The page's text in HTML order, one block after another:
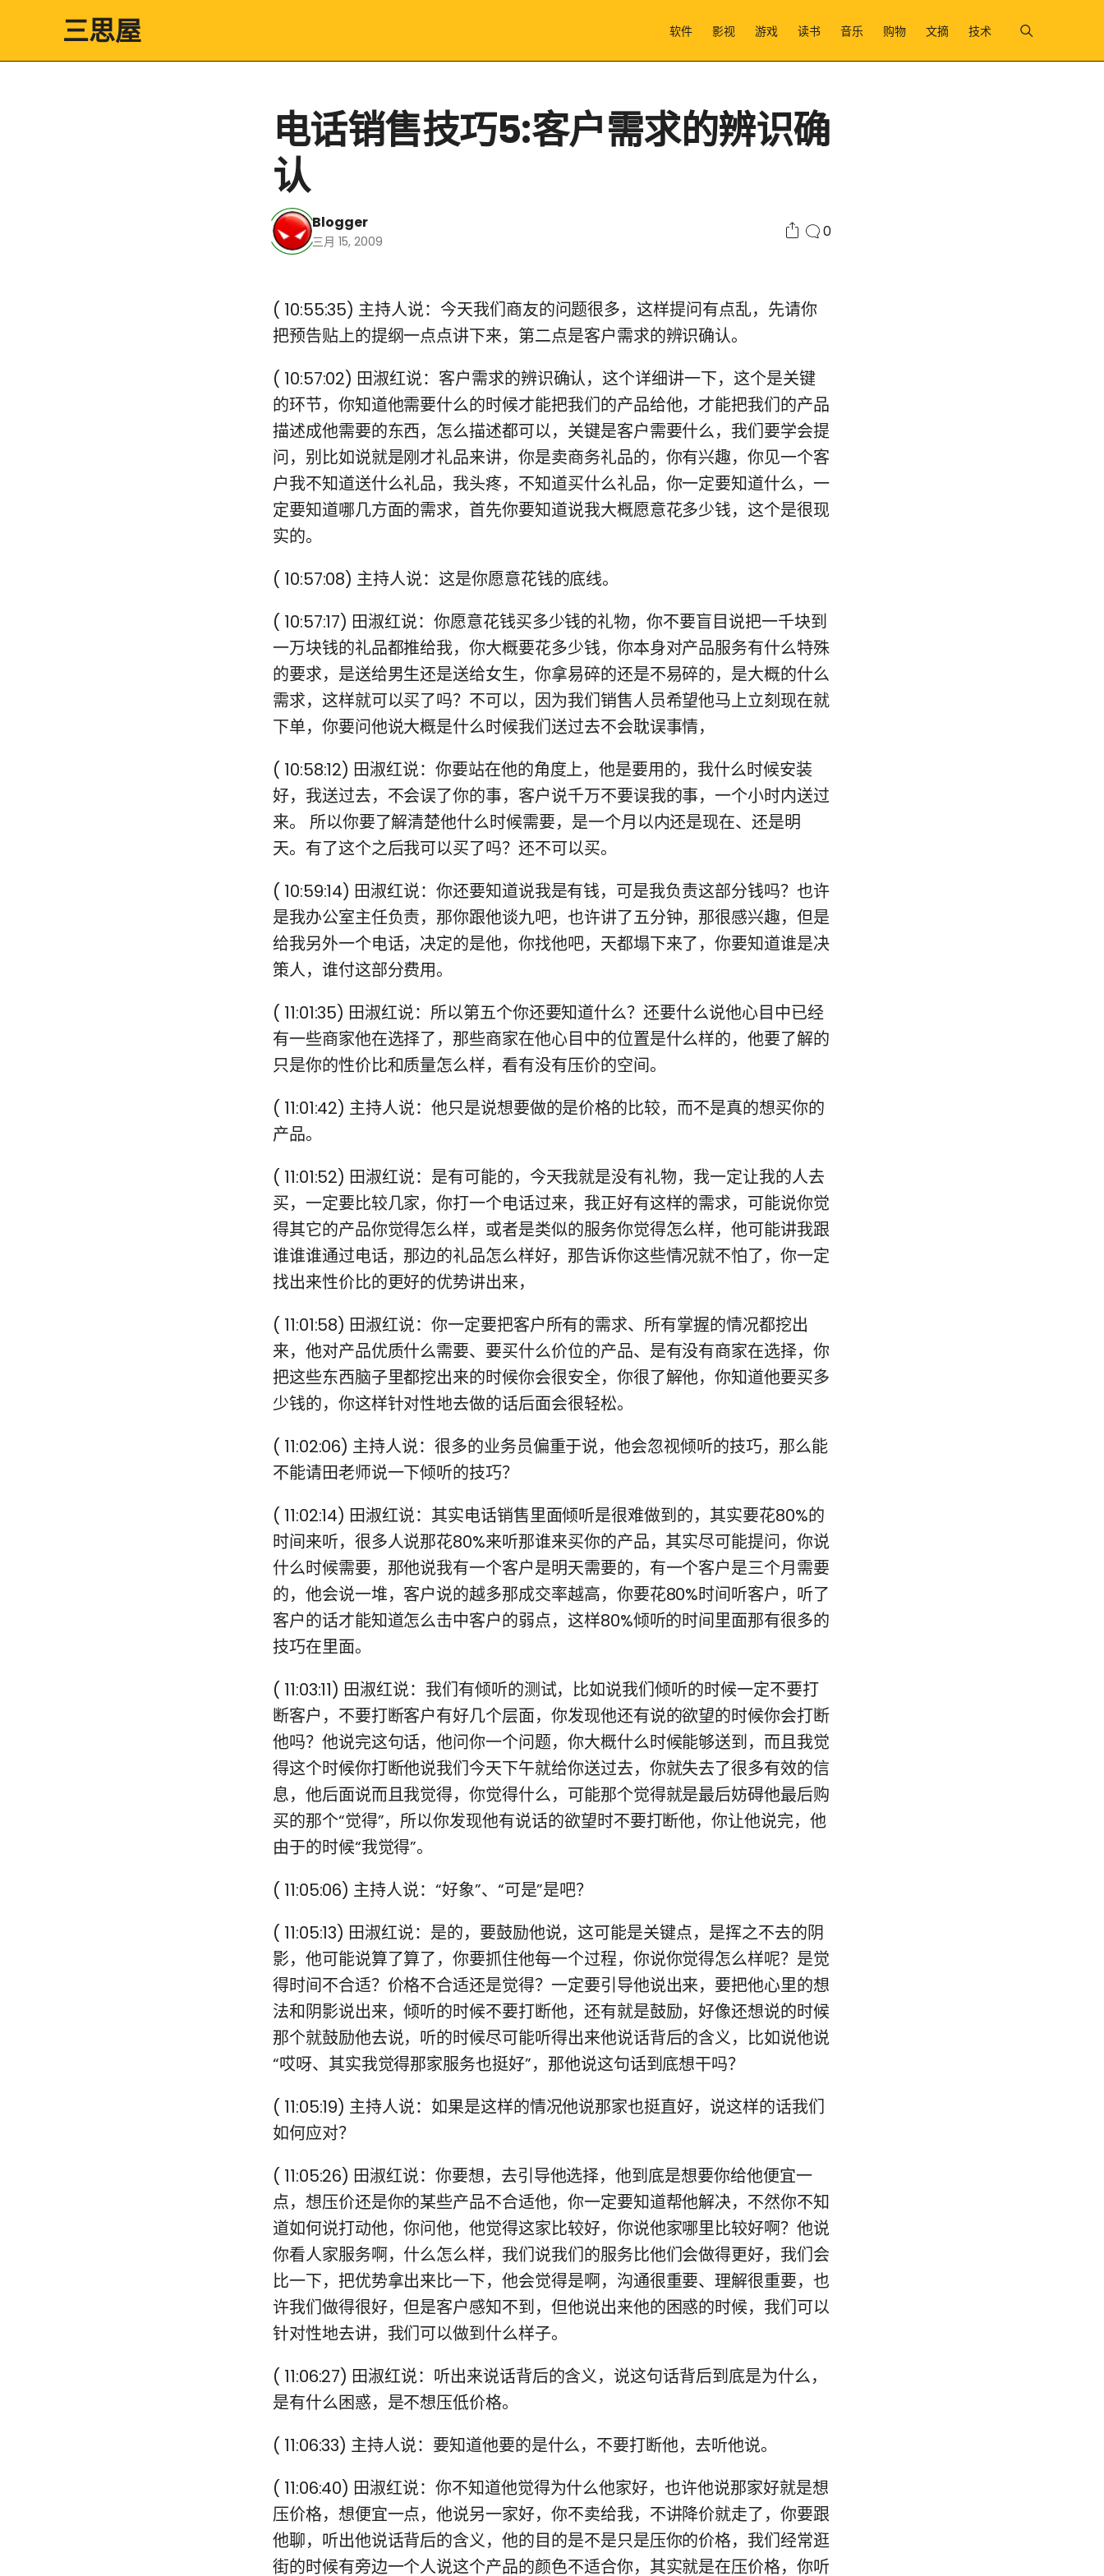
三思屋 软件 影视 游戏 读书 音乐 购物 文摘 技术
电话销售技巧5:客户需求的辨识确
认
Blogger
三月 15, 2009
0
( 10:55:35) 主持人说：今天我们商友的问题很多，这样提问有点乱，先请你
把预告贴上的提纲一点点讲下来，第二点是客户需求的辨识确认。
( 10:57:02) 田淑红说：客户需求的辨识确认，这个详细讲一下，这个是关键
的环节，你知道他需要什么的时候才能把我们的产品给他，才能把我们的产品
描述成他需要的东西，怎么描述都可以，关键是客户需要什么，我们要学会提
问，别比如说就是刚才礼品来讲，你是卖商务礼品的，你有兴趣，你见一个客
户我不知道送什么礼品，我头疼，不知道买什么礼品，你一定要知道什么，一
定要知道哪几方面的需求，首先你要知道说我大概愿意花多少钱，这个是很现
实的。
( 10:57:08) 主持人说：这是你愿意花钱的底线。
( 10:57:17) 田淑红说：你愿意花钱买多少钱的礼物，你不要盲目说把一千块到
一万块钱的礼品都推给我，你大概要花多少钱，你本身对产品服务有什么特殊
的要求，是送给男生还是送给女生，你拿易碎的还是不易碎的，是大概的什么
需求，这样就可以买了吗？不可以，因为我们销售人员希望他马上立刻现在就
下单，你要问他说大概是什么时候我们送过去不会耽误事情，
( 10:58:12) 田淑红说：你要站在他的角度上，他是要用的，我什么时候安装
好，我送过去，不会误了你的事，客户说千万不要误我的事，一个小时内送过
来。 所以你要了解清楚他什么时候需要，是一个月以内还是现在、还是明
天。有了这个之后我可以买了吗？还不可以买。
( 10:59:14) 田淑红说：你还要知道说我是有钱，可是我负责这部分钱吗？也许
是我办公室主任负责，那你跟他谈九吧，也许讲了五分钟，那很感兴趣，但是
给我另外一个电话，决定的是他，你找他吧，天都塌下来了，你要知道谁是决
策人，谁付这部分费用。
( 11:01:35) 田淑红说：所以第五个你还要知道什么？还要什么说他心目中已经
有一些商家他在选择了，那些商家在他心目中的位置是什么样的，他要了解的
只是你的性价比和质量怎么样，看有没有压价的空间。
( 11:01:42) 主持人说：他只是说想要做的是价格的比较，而不是真的想买你的
产品。
( 11:01:52) 田淑红说：是有可能的，今天我就是没有礼物，我一定让我的人去
买，一定要比较几家，你打一个电话过来，我正好有这样的需求，可能说你觉
得其它的产品你觉得怎么样，或者是类似的服务你觉得怎么样，他可能讲我跟
谁谁谁通过电话，那边的礼品怎么样好，那告诉你这些情况就不怕了，你一定
找出来性价比的更好的优势讲出来，
( 11:01:58) 田淑红说：你一定要把客户所有的需求、所有掌握的情况都挖出
来，他对产品优质什么需要、要买什么价位的产品、是有没有商家在选择，你
把这些东西脑子里都挖出来的时候你会很安全，你很了解他，你知道他要买多
少钱的，你这样针对性地去做的话后面会很轻松。
( 11:02:06) 主持人说：很多的业务员偏重于说，他会忽视倾听的技巧，那么能
不能请田老师说一下倾听的技巧？
( 11:02:14) 田淑红说：其实电话销售里面倾听是很难做到的，其实要花80%的
时间来听，很多人说那花80%来听那谁来买你的产品，其实尽可能提问，你说
什么时候需要，那他说我有一个客户是明天需要的，有一个客户是三个月需要
的，他会说一堆，客户说的越多那成交率越高，你要花80%时间听客户，听了
客户的话才能知道怎么击中客户的弱点，这样80%倾听的时间里面那有很多的
技巧在里面。
( 11:03:11) 田淑红说：我们有倾听的测试，比如说我们倾听的时候一定不要打
断客户，不要打断客户有好几个层面，你发现他还有说的欲望的时候你会打断
他吗？他说完这句话，他问你一个问题，你大概什么时候能够送到，而且我觉
得这个时候你打断他说我们今天下午就给你送过去，你就失去了很多有效的信
息，他后面说而且我觉得，你觉得什么，可能那个觉得就是最后妨碍他最后购
买的那个“觉得”，所以你发现他有说话的欲望时不要打断他，你让他说完，他
由于的时候“我觉得”。
( 11:05:06) 主持人说：“好象”、“可是”是吧？
( 11:05:13) 田淑红说：是的，要鼓励他说，这可能是关键点，是挥之不去的阴
影，他可能说算了算了，你要抓住他每一个过程，你说你觉得怎么样呢？是觉
得时间不合适？价格不合适还是觉得？一定要引导他说出来，要把他心里的想
法和阴影说出来，倾听的时候不要打断他，还有就是鼓励，好像还想说的时候
那个就鼓励他去说，听的时候尽可能听得出来他说话背后的含义，比如说他说
“哎呀、其实我觉得那家服务也挺好”，那他说这句话到底想干吗？
( 11:05:19) 主持人说：如果是这样的情况他说那家也挺直好，说这样的话我们
如何应对？
( 11:05:26) 田淑红说：你要想，去引导他选择，他到底是想要你给他便宜一
点，想压价还是你的某些产品不合适他，你一定要知道帮他解决，不然你不知
道如何说打动他，你问他，他觉得这家比较好，你说他家哪里比较好啊？他说
你看人家服务啊，什么怎么样，我们说我们的服务比他们会做得更好，我们会
比一下，把优势拿出来比一下，他会觉得是啊，沟通很重要、理解很重要，也
许我们做得很好，但是客户感知不到，但他说出来他的困惑的时候，我们可以
针对性地去讲，我们可以做到什么样子。
( 11:06:27) 田淑红说：听出来说话背后的含义，说这句话背后到底是为什么，
是有什么困惑，是不想压低价格。
( 11:06:33) 主持人说：要知道他要的是什么，不要打断他，去听他说。
( 11:06:40) 田淑红说：你不知道他觉得为什么他家好，也许他说那家好就是想
压价格，想便宜一点，他说另一家好，你不卖给我，不讲降价就走了，你要跟
他聊，听出他说话背后的含义，他的目的是不是只是压你的价格，我们经常逛
街的时候有旁边一个人说这个产品的颜色不适合你，其实就是在压价格，你听